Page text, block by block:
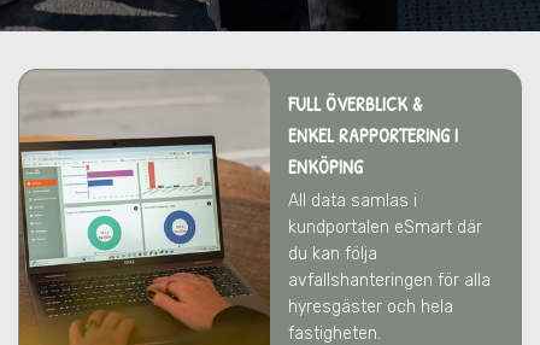
FULL ÖVERBLICK &
ENKEL RAPPORTERING I
ENKÖPING
All data samlas i
kundportalen eSmart där
du kan följa
avfallshanteringen för alla
hyresgäster och hela
fastigheten.